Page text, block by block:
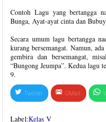
Contoh Lagu yang bertangga
Bunga, Ayat-ayat cinta dan
Secara umum lagu bertangga
kurang bersemangat. Namun,
gembira dan bersemangat,
“Bungong Jeumpa”. Kedua lagu
9.
Twitter GMail
Label:Kelas V